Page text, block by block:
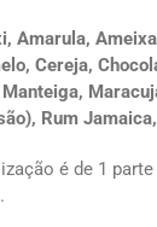
Amarula,
Cereja,
Rum
é de 1